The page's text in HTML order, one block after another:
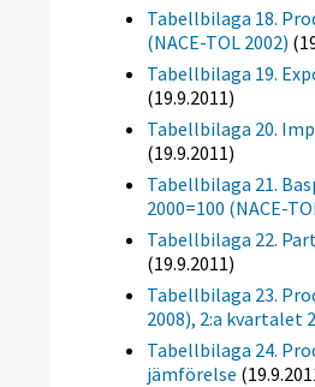
Tabellbilaga 18.
(NACE-TOL 2002)
Tabellbilaga 19.
(19.9.2011)
Tabellbilaga 20.
(19.9.2011)
Tabellbilaga 21.
2000=100 (NACE-
Tabellbilaga 22.
(19.9.2011)
Tabellbilaga 23.
2008), 2:a kvartalet
Tabellbilaga 24.
jämförelse